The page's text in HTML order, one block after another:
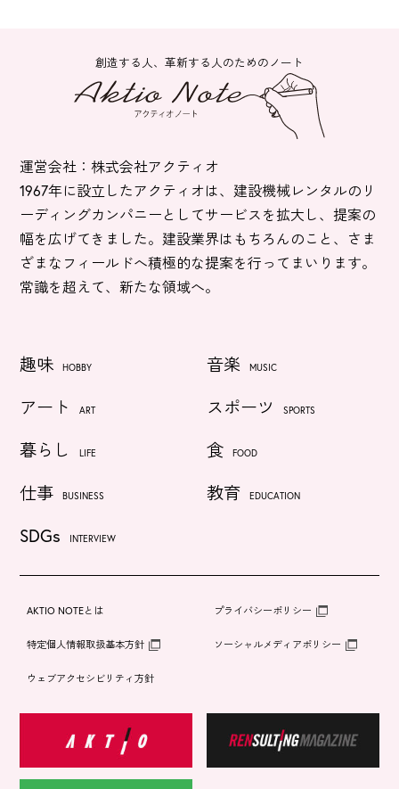
創造する人、革新する人のためのノート
運営会社：株式会社アクティオ
1967年に設立したアクティオは、建設機械レンタルのリ
ーディングカンパニーとしてサービスを拡大し、提案の
幅を広げてきました。建設業界はもちろんのこと、さま
ざまなフィールドへ積極的な提案を行ってまいります。
常識を超えて、新たな領域へ。
趣味 HOBBY 音楽 MUSIC
アート ART スポーツ SPORTS
暮らし LIFE 食 FOOD
仕事 BUSINESS 教育 EDUCATION
SDGs INTERVIEW
AKTIO NOTEとは プライバシーポリシー
特定個人情報取扱基本方針 ソーシャルメディアポリシー
ウェブアクセシビリティ方針